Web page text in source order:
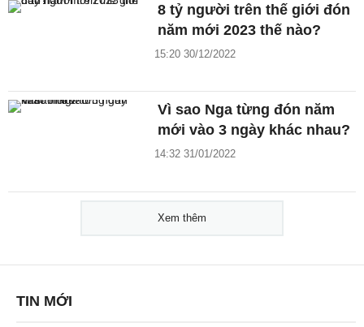
8 tỷ người trên thế giới đón
năm mới 2023 thế nào?
15:20 30/12/2022
Vì sao Nga từng đón năm
mới vào 3 ngày khác nhau?
14:32 31/01/2022
Xem thêm
TIN MỚI